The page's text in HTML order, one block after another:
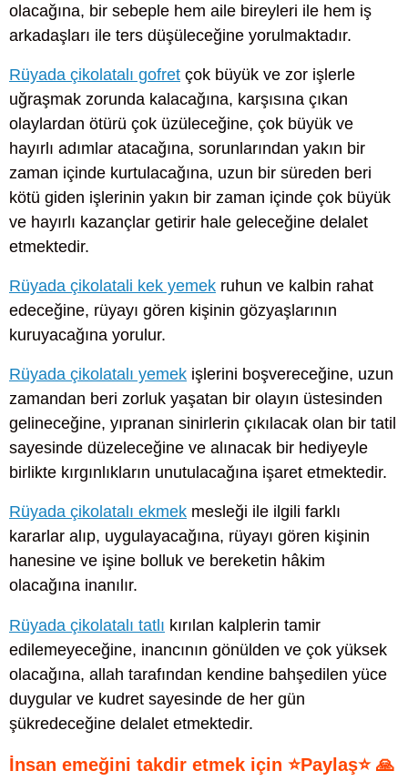
olacağına, bir sebeple hem aile bireyleri ile hem iş
arkadaşları ile ters düşüleceğine yorulmaktadır.
Rüyada çikolatalı gofret çok büyük ve zor işlerle
uğraşmak zorunda kalacağına, karşısına çıkan
olaylardan ötürü çok üzüleceğine, çok büyük ve
hayırlı adımlar atacağına, sorunlarından yakın bir
zaman içinde kurtulacağına, uzun bir süreden beri
kötü giden işlerinin yakın bir zaman içinde çok büyük
ve hayırlı kazançlar getirir hale geleceğine delalet
etmektedir.
Rüyada çikolatali kek yemek ruhun ve kalbin rahat
edeceğine, rüyayı gören kişinin gözyaşlarının
kuruyacağına yorulur.
Rüyada çikolatalı yemek işlerini boşvereceğine, uzun
zamandan beri zorluk yaşatan bir olayın üstesinden
gelineceğine, yıpranan sinirlerin çıkılacak olan bir tatil
sayesinde düzeleceğine ve alınacak bir hediyeyle
birlikte kırgınlıkların unutulacağına işaret etmektedir.
Rüyada çikolatalı ekmek mesleği ile ilgili farklı
kararlar alıp, uygulayacağına, rüyayı gören kişinin
hanesine ve işine bolluk ve bereketin hâkim
olacağına inanılır.
Rüyada çikolatalı tatlı kırılan kalplerin tamir
edilemeyeceğine, inancının gönülden ve çok yüksek
olacağına, allah tarafından kendine bahşedilen yüce
duygular ve kudret sayesinde de her gün
şükredeceğine delalet etmektedir.
İnsan emeğini takdir etmek için ⭐Paylaş⭐ 🙏